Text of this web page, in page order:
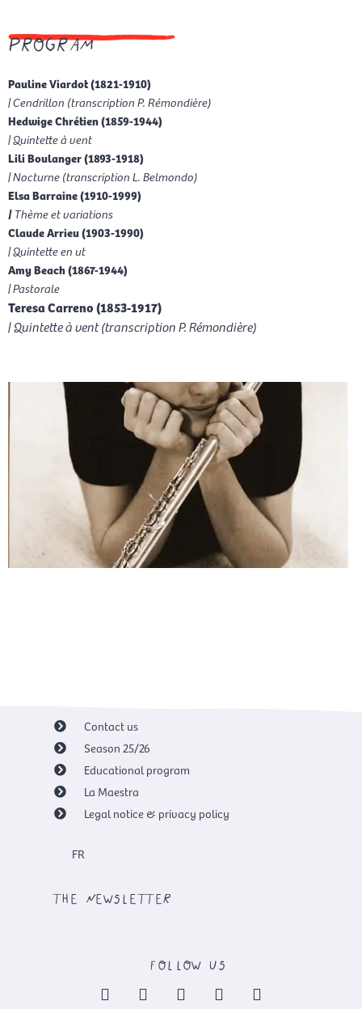
program
Pauline Viardot (1821-1910)
| Cendrillon (transcription P. Rémondière)
Hedwige Chrétien (1859-1944)
| Quintette à vent
Lili Boulanger (1893-1918)
| Nocturne (transcription L. Belmondo)
Elsa Barraine (1910-1999)
|Thème et variations
Claude Arrieu (1903-1990)
| Quintette en ut
Amy Beach (1867-1944)
| Pastorale
Teresa Carreno (1853-1917)
| Quintette à vent (transcription P. Rémondière)
Contact us
Season 25/26
Educational program
La Maestra
Legal notice & privacy policy
FR
the newsletter
follow us
F
a
X
-
I
n
Y
o
L
i